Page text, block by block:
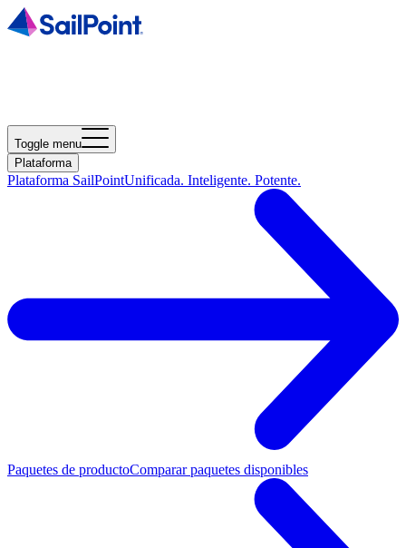
Toggle menu
Plataforma
Plataforma SailPointUnificada. Inteligente. Potente.
Paquetes de productoComparar paquetes disponibles